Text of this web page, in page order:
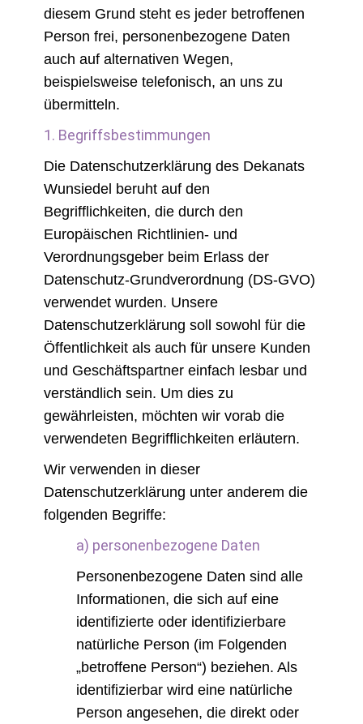
diesem Grund steht es jeder betroffenen
Person frei, personenbezogene Daten
auch auf alternativen Wegen,
beispielsweise telefonisch, an uns zu
übermitteln.
1. Begriffsbestimmungen
Die Datenschutzerklärung des Dekanats
Wunsiedel beruht auf den
Begrifflichkeiten, die durch den
Europäischen Richtlinien- und
Verordnungsgeber beim Erlass der
Datenschutz-Grundverordnung (DS-GVO)
verwendet wurden. Unsere
Datenschutzerklärung soll sowohl für die
Öffentlichkeit als auch für unsere Kunden
und Geschäftspartner einfach lesbar und
verständlich sein. Um dies zu
gewährleisten, möchten wir vorab die
verwendeten Begrifflichkeiten erläutern.
Wir verwenden in dieser
Datenschutzerklärung unter anderem die
folgenden Begriffe:
a) personenbezogene Daten
Personenbezogene Daten sind alle
Informationen, die sich auf eine
identifizierte oder identifizierbare
natürliche Person (im Folgenden
„betroffene Person“) beziehen. Als
identifizierbar wird eine natürliche
Person angesehen, die direkt oder